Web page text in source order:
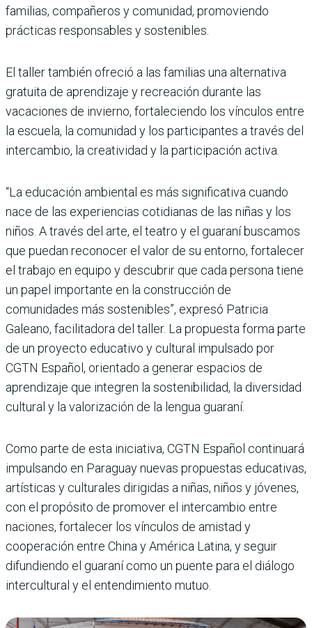
familias, compañeros y comunidad, promoviendo
prácticas responsables y sostenibles.
El taller también ofreció a las familias una alternativa
gratuita de aprendizaje y recreación durante las
vacaciones de invierno, fortaleciendo los vínculos entre
la escuela, la comunidad y los participantes a través del
intercambio, la creatividad y la participación activa.
“La educación ambiental es más significativa cuando
nace de las experiencias cotidianas de las niñas y los
niños. A través del arte, el teatro y el guaraní buscamos
que puedan reconocer el valor de su entorno, fortalecer
el trabajo en equipo y descubrir que cada persona tiene
un papel importante en la construcción de
comunidades más sostenibles”, expresó Patricia
Galeano, facilitadora del taller. La propuesta forma parte
de un proyecto educativo y cultural impulsado por
CGTN Español, orientado a generar espacios de
aprendizaje que integren la sostenibilidad, la diversidad
cultural y la valorización de la lengua guaraní.
Como parte de esta iniciativa, CGTN Español continuará
impulsando en Paraguay nuevas propuestas educativas,
artísticas y culturales dirigidas a niñas, niños y jóvenes,
con el propósito de promover el intercambio entre
naciones, fortalecer los vínculos de amistad y
cooperación entre China y América Latina, y seguir
difundiendo el guaraní como un puente para el diálogo
intercultural y el entendimiento mutuo.